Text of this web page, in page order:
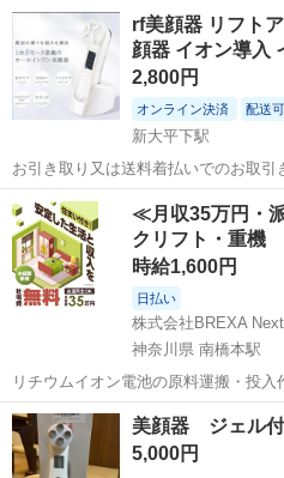
栃木 宇都宮市 宇都宮駅
rf美顔器 リフト
顔器 イオン導入
2,800円
オンライン決済 配送可
新大平下駅
お引き取り又は送料着払いでのお取引きになりま
リフトアップ 美顔器 ems 多機能美顔
トアップ 毛穴 微電流 光エステ LED
ずみ...
栃木 栃木市 新大平下駅
≪月収35万円・
クリフト・重機
時給1,600円
日払い
株式会社BREXA Next
神奈川県 南橋本駅
リチウムイオン電池の原料運搬・投
ワンルーム寮完備！赴任旅費会社負
ト免許お持ちの方、活躍中！就業先食
市》 人気の工場のお仕事 ◇電...
神奈川 相模原市 南橋本駅
美顔器 ジェル
5,000円